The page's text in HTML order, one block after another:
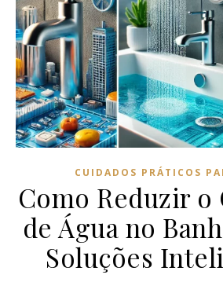
CUIDADOS PRÁTICOS
Como Reduzir o
de Água no
Soluções